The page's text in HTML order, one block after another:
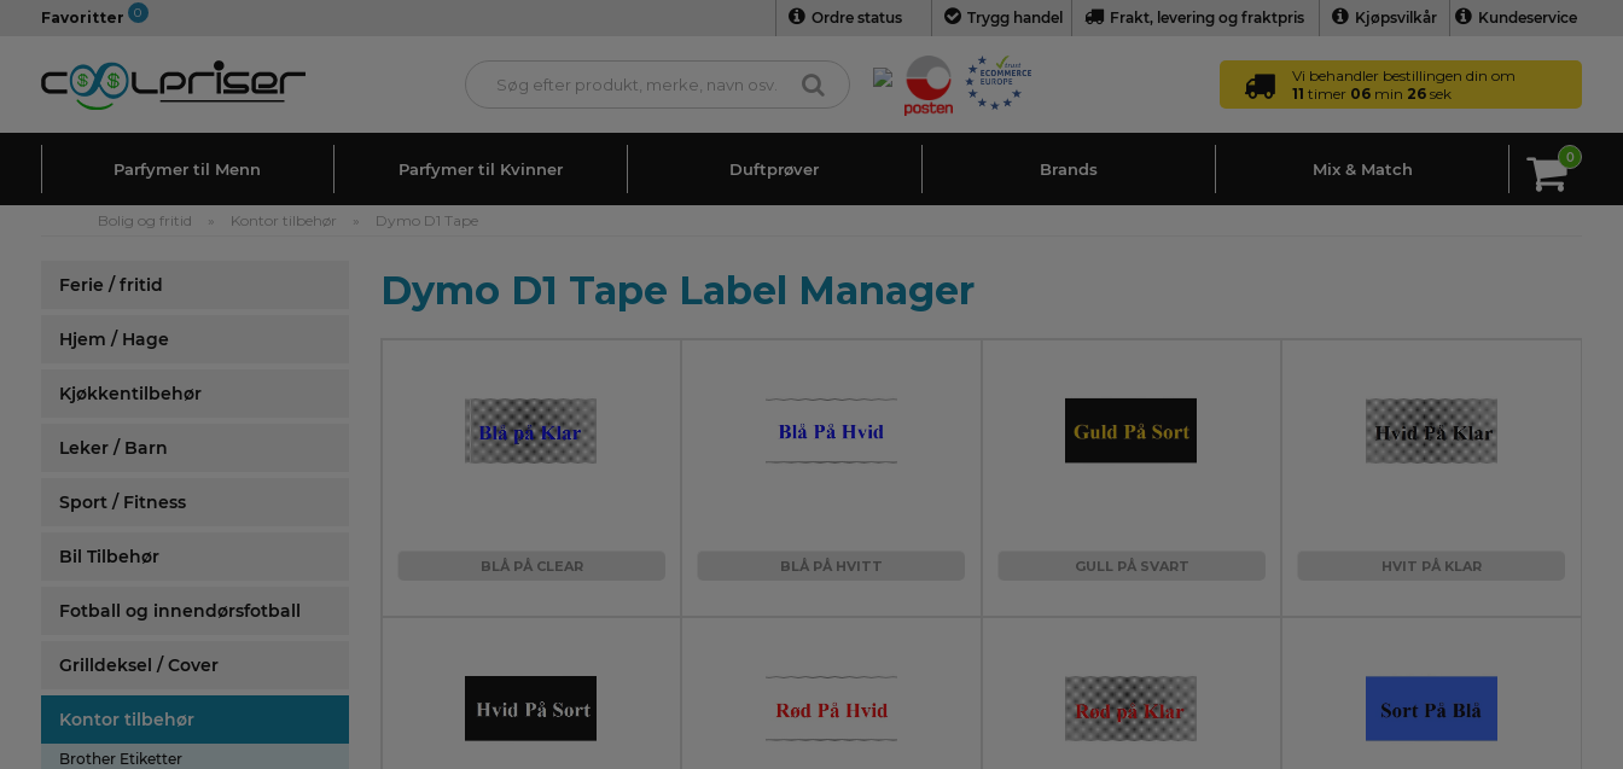
Favoritter 0 Ordre status Trygg handel Frakt, levering og fraktpris Kjøpsvilkår Kundeservice
Vi behandler bestillingen din om
11 timer 06 min 25sek
Parfymer til Menn Parfymer til Kvinner Duftprøver Brands Mix & Match
0
Bolig og fritid » Kontor tilbehør » Dymo D1 Tape
Ferie / fritid
Hjem / Hage
Kjøkkentilbehør
Leker / Barn
Sport / Fitness
Bil Tilbehør
Fotball og innendørsfotball
Grilldeksel / Cover
Kontor tilbehør
Brother Etiketter
Dymo D1 Tape Label Manager
BLÅ PÅ CLEAR BLÅ PÅ HVITT GULL PÅ SVART HVIT PÅ KLAR